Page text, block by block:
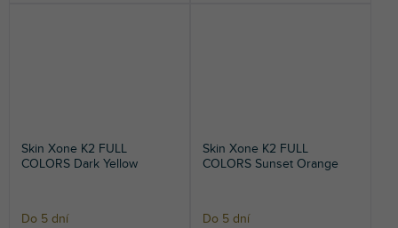
Skin Xone K2 FULL
COLORS Dark Yellow
Do 5 dní
Skin Xone K2 FULL
COLORS Sunset Orange
Do 5 dní